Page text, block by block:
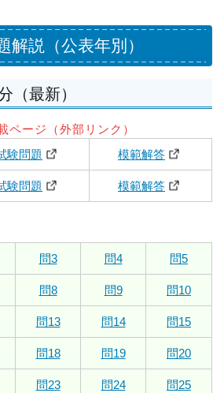
解説（公表年別）
（最新）
ページ（外部リンク）
験問題 模範解答
験問題 模範解答
問3 問4 問5
問8 問9 問10
問13 問14 問15
問18 問19 問20
問23 問24 問25